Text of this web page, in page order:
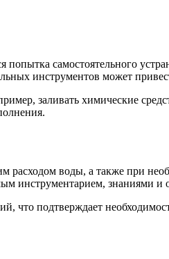
самостоятельного
инструментов может
заливать химические
расходом воды, а также при
инструментарием, знаниями и
что подтверждает